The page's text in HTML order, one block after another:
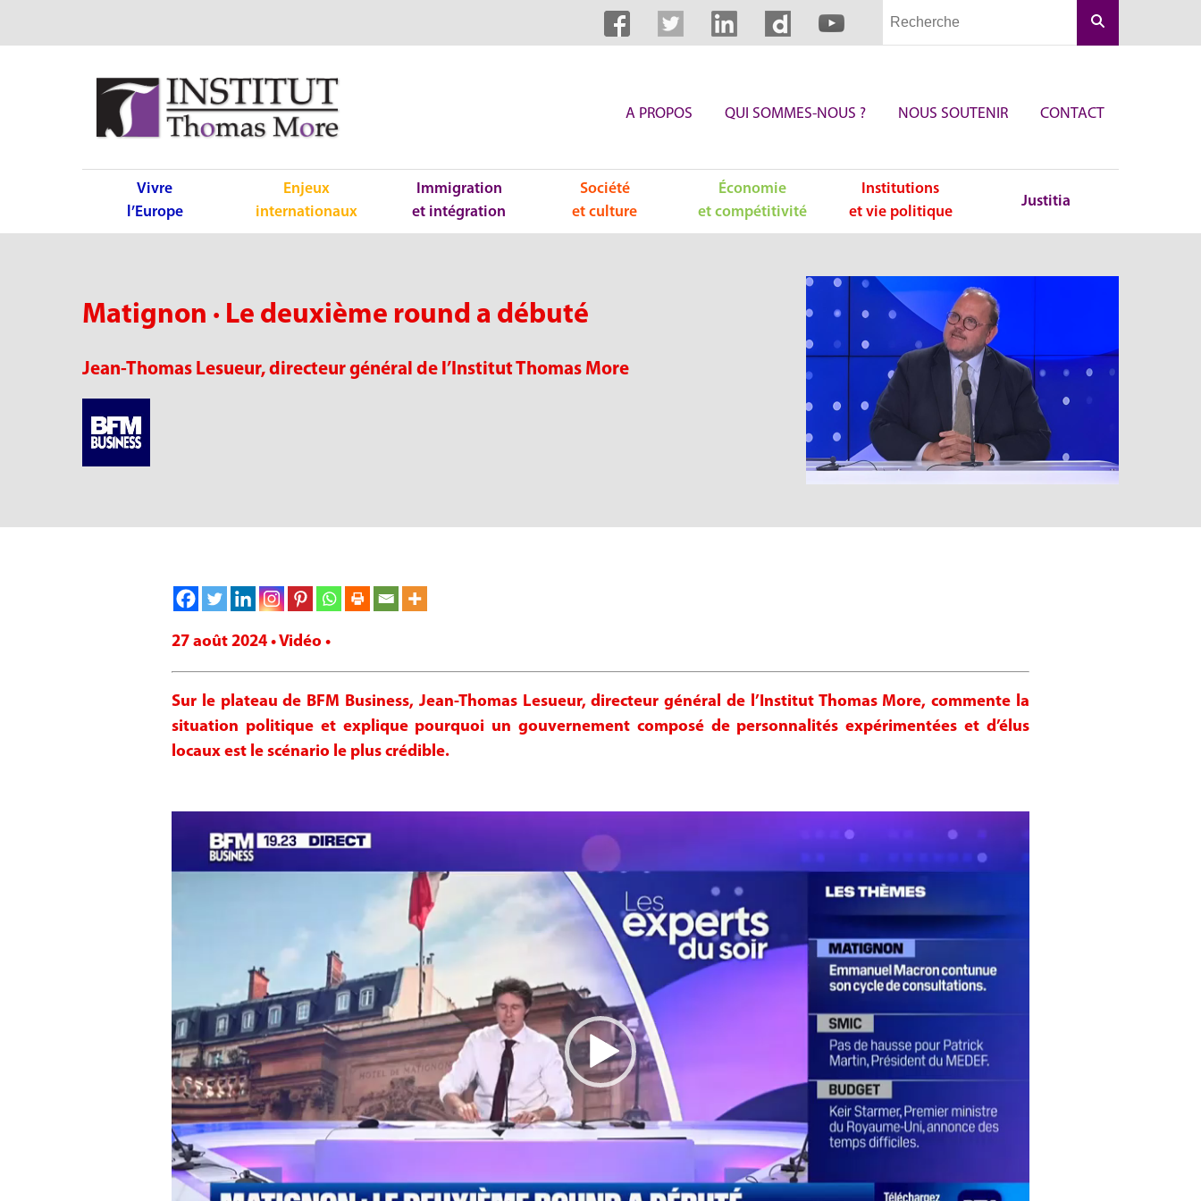
A PROPOS QUI SOMMES-NOUS ? NOUS SOUTENIR CONTACT
Vivre
l’Europe
Enjeux
internationaux
Immigration
et intégration
Société
et culture
Économie
et compétitivité
Institutions
et vie politique
Justitia
Matignon · Le deuxième round a débuté
Jean-Thomas Lesueur, directeur général de l’Institut Thomas More
27 août 2024 • Vidéo •
Sur le plateau de BFM Business, Jean-Thomas Lesueur, directeur général de l’Institut Thomas More, commente la
situation politique et explique pourquoi un gouvernement composé de personnalités expérimentées et d’élus
locaux est le scénario le plus crédible.